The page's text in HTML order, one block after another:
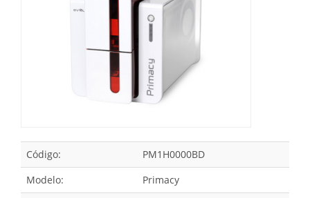
Código:
PM1H0000BD
Modelo:
Primacy